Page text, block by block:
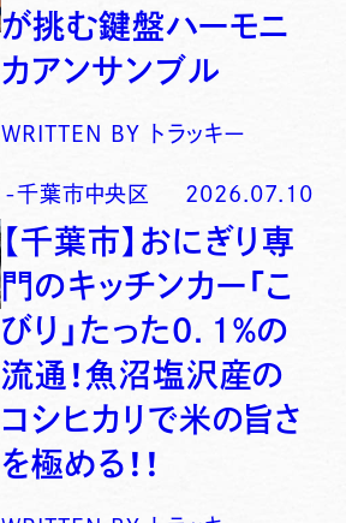
が挑む鍵盤ハーモニ
カアンサンブル
WRITTEN BY トラッキー
-千葉市中央区 2026.07.10
【千葉市】おにぎり専
門のキッチンカー「こ
びり」たった0．1％の
流通！魚沼塩沢産の
コシヒカリで米の旨さ
を極める！！